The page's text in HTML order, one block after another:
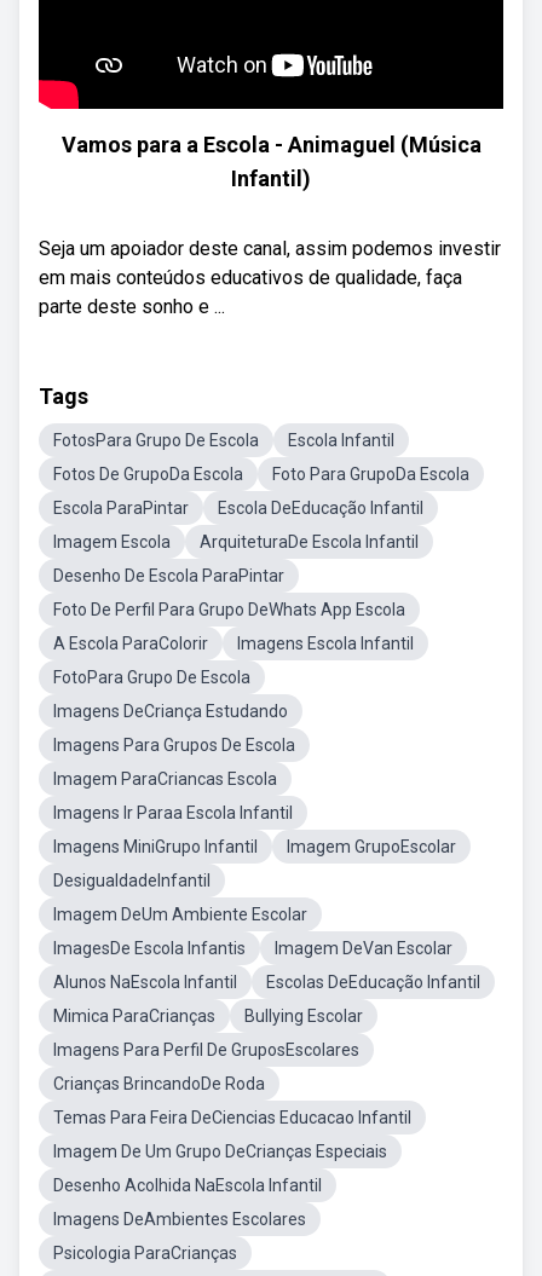
Vamos para a Escola - Animaguel (Música
Infantil)
Seja um apoiador deste canal, assim podemos investir
em mais conteúdos educativos de qualidade, faça
parte deste sonho e ...
Tags
FotosPara Grupo De Escola
Escola Infantil
Fotos De GrupoDa Escola
Foto Para GrupoDa Escola
Escola ParaPintar
Escola DeEducação Infantil
Imagem Escola
ArquiteturaDe Escola Infantil
Desenho De Escola ParaPintar
Foto De Perfil Para Grupo DeWhats App Escola
A Escola ParaColorir
Imagens Escola Infantil
FotoPara Grupo De Escola
Imagens DeCriança Estudando
Imagens Para Grupos De Escola
Imagem ParaCriancas Escola
Imagens Ir Paraa Escola Infantil
Imagens MiniGrupo Infantil
Imagem GrupoEscolar
DesigualdadeInfantil
Imagem DeUm Ambiente Escolar
ImagesDe Escola Infantis
Imagem DeVan Escolar
Alunos NaEscola Infantil
Escolas DeEducação Infantil
Mimica ParaCrianças
Bullying Escolar
Imagens Para Perfil De GruposEscolares
Crianças BrincandoDe Roda
Temas Para Feira DeCiencias Educacao Infantil
Imagem De Um Grupo DeCrianças Especiais
Desenho Acolhida NaEscola Infantil
Imagens DeAmbientes Escolares
Psicologia ParaCrianças